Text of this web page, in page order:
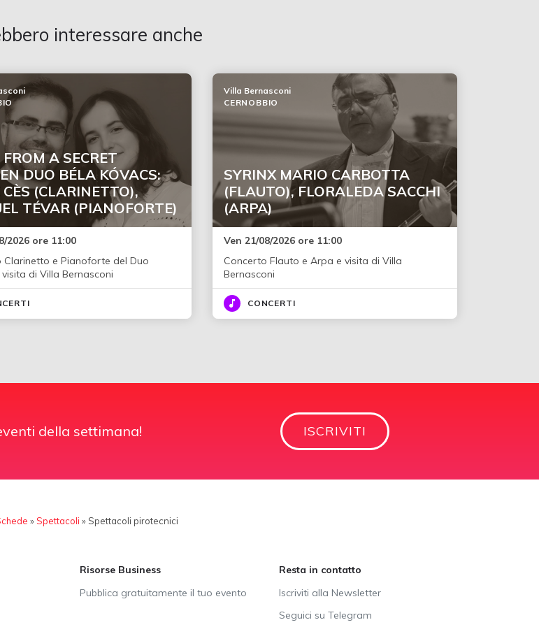
interessare anche
A SECRET
DUO BÉLA KÓVACS:
CÈS (CLARINETTO),
TÉVAR (PIANOFORTE)
2026 ore 11:00
Clarinetto e Pianoforte del Duo
di Villa Bernasconi
SYRINX MARIO CARBOTTA
(FLAUTO), FLORALEDA SACCHI
(ARPA)
Villa Bernasconi
CERNOBBIO
Ven 21/08/2026 ore 11:00
Concerto Flauto e Arpa e visita di Villa
Bernasconi
CONCERTI
della settimana! ISCRIVITI
»Spettacoli » Spettacoli pirotecnici
Risorse Business
Pubblica gratuitamente il tuo evento
Resta in contatto
Iscriviti alla Newsletter
Seguici su Telegram